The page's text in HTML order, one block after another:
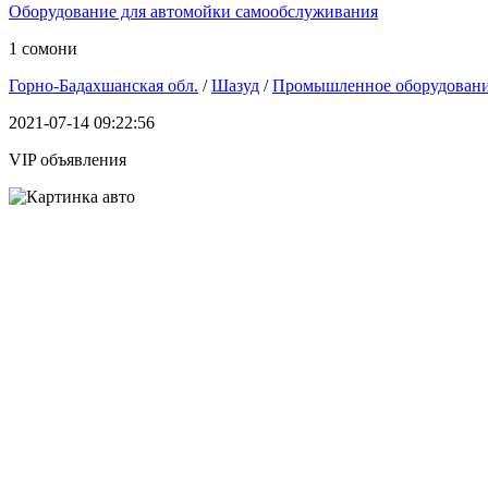
Оборудование для автомойки самообслуживания
1 сомони
Горно-Бадахшанская обл. /Шазуд /Промышленное
2021-07-14 09:22:56
VIP объявления